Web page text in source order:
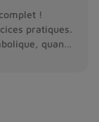
!
pratiques.
quand